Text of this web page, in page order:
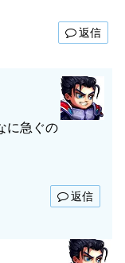
返信
に急ぐの
返信